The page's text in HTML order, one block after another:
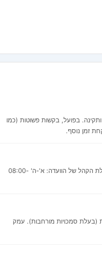
תוך 90 יום מיום הגשת בקשה מלאה ותקינה. בפועל, בקשות פשוטות (כמו
זמן נוסף.
כן — ניתן להגיש דרך מערכת רישוי זמין של מינהל התכנון. בנוסף, הגשה פיזית אפשרית בשעות קבלת הקהל של הוועדה: א'-ה' 08:00-
(בעלת סמכויות מורחבות). עמק